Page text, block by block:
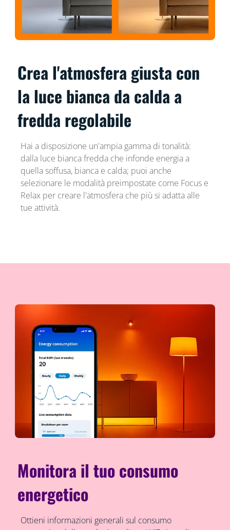
Crea l'atmosfera giusta con
la luce bianca da calda a
fredda regolabile
Hai a disposizione un'ampia gamma di tonalità:
dalla luce bianca fredda che infonde energia a
quella soffusa, bianca e calda; puoi anche
selezionare le modalità preimpostate come Focus e
Relax per creare l'atmosfera che più si adatta alle
tue attività.
Monitora il tuo consumo
energetico
Ottieni informazioni generali sul consumo